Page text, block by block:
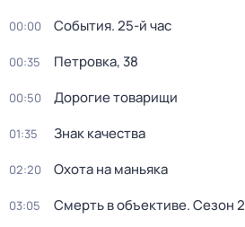
00:00 События. 25-й час
00:35 Петровка, 38
00:50 Дорогие товарищи
01:35 Знак качества
02:20 Охота на маньяка
03:05 Смерть в объективе. Сезон 2